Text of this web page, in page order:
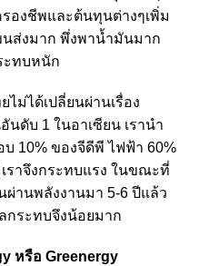
องชีพและต้นทุนต่างๆเพิ่ม
ส่งมาก พึ่งพาน้ำมันมาก
ะทบหนัก
ไม่ได้เปลี่ยนผ่านเรื่อง
นดับ 1 ในอาเซียน เรานำ
10% ของจีดีพี ไฟฟ้า 60%
ราจึงกระทบแรง ในขณะที่
ผ่านพลังงานมา 5-6 ปีแล้ว
กระทบจึงน้อยมาก
หรือ Greenergy